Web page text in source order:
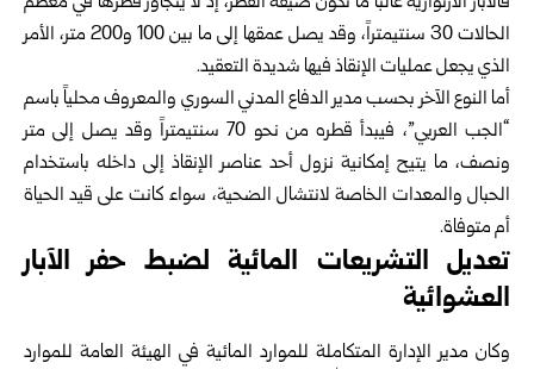
الحالات 30 سنتيمتراً، وقد يصل عمقها إلى ما بين 100 و200 متر، الأمر
الذي يجعل عمليات الإنقاذ فيها شديدة التعقيد.
أما النوع الآخر بحسب مدير الدفاع المدني السوري والمعروف محلياً باسم
“الجب العربي”، فيبدأ قطره من نحو 70 سنتيمتراً وقد يصل إلى متر
ونصف، ما يتيح إمكانية نزول أحد عناصر الإنقاذ إلى داخله باستخدام
الحبال والمعدات الخاصة لانتشال الضحية، سواء كانت على قيد الحياة
أم متوفاة.
تعديل التشريعات المائية لضبط حفر الآبار
العشوائية
وكان مدير الإدارة المتكاملة للموارد المائية في الهيئة العامة للموارد